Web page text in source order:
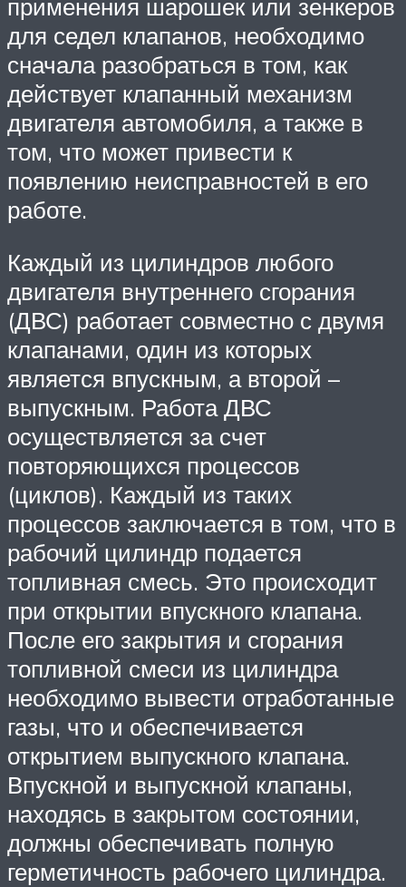
применения шарошек или зенкеров
для седел клапанов, необходимо
сначала разобраться в том, как
действует клапанный механизм
двигателя автомобиля, а также в
том, что может привести к
появлению неисправностей в его
работе.
Каждый из цилиндров любого
двигателя внутреннего сгорания
(ДВС) работает совместно с двумя
клапанами, один из которых
является впускным, а второй –
выпускным. Работа ДВС
осуществляется за счет
повторяющихся процессов
(циклов). Каждый из таких
процессов заключается в том, что в
рабочий цилиндр подается
топливная смесь. Это происходит
при открытии впускного клапана.
После его закрытия и сгорания
топливной смеси из цилиндра
необходимо вывести отработанные
газы, что и обеспечивается
открытием выпускного клапана.
Впускной и выпускной клапаны,
находясь в закрытом состоянии,
должны обеспечивать полную
герметичность рабочего цилиндра.